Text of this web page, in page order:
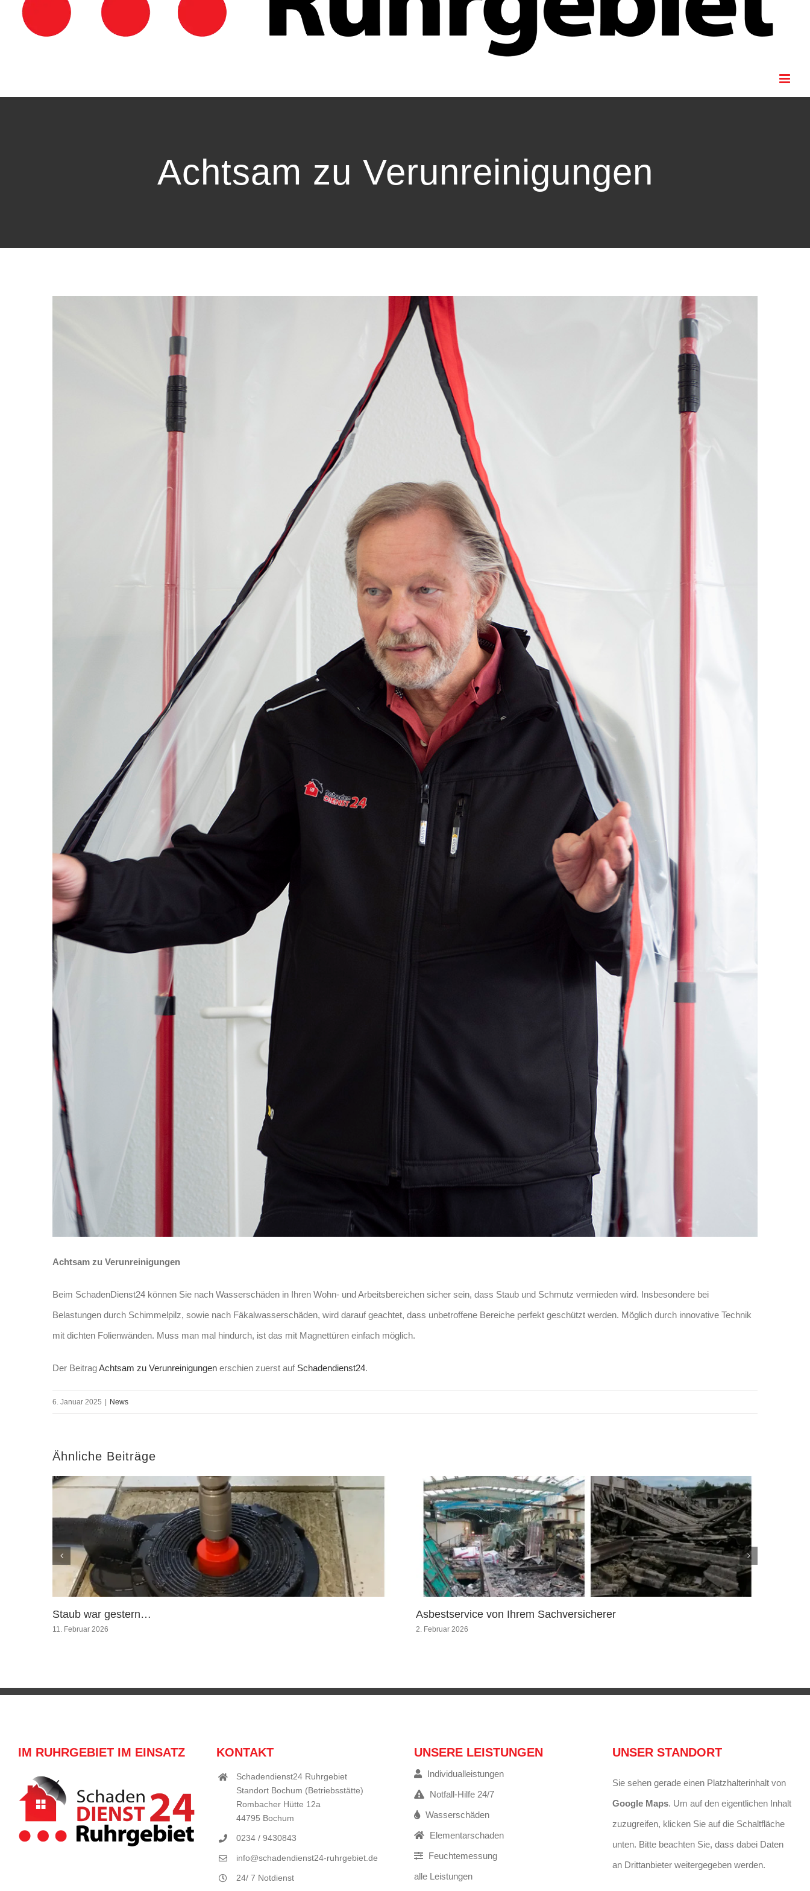
Achtsam zu Verunreinigungen
Achtsam zu Verunreinigungen
Beim SchadenDienst24 können Sie nach Wasserschäden in Ihren Wohn- und Arbeitsbereichen sicher sein, dass Staub und Schmutz vermieden wird. Insbesondere bei
Belastungen durch Schimmelpilz, sowie nach Fäkalwasserschäden, wird darauf geachtet, dass unbetroffene Bereiche perfekt geschützt werden. Möglich durch innovative Technik
mit dichten Folienwänden. Muss man mal hindurch, ist das mit Magnettüren einfach möglich.
Der BeitragAchtsam zu Verunreinigungen erschien zuerst auf Schadendienst24.
6. Januar 2025 News
Ähnliche Beiträge
Staub war gestern…
11. Februar 2026
Asbestservice von Ihrem Sachversicherer
2. Februar 2026
IM RUHRGEBIET IM EINSATZ KONTAKT
Schadendienst24 Ruhrgebiet
Standort Bochum (Betriebsstätte)
Rombacher Hütte 12a
44795 Bochum
0234 / 9430843
info@schadendienst24-ruhrgebiet.de
24/ 7 Notdienst
UNSERE LEISTUNGEN
Individualleistungen
Notfall-Hilfe 24/7
Wasserschäden
Elementarschaden
Feuchtemessung
alle Leistungen
UNSER STANDORT
Sie sehen gerade einen Platzhalterinhalt von
Google Maps. Um auf den eigentlichen Inhalt
zuzugreifen, klicken Sie auf die Schaltfläche
unten. Bitte beachten Sie, dass dabei Daten
an Drittanbieter weitergegeben werden.